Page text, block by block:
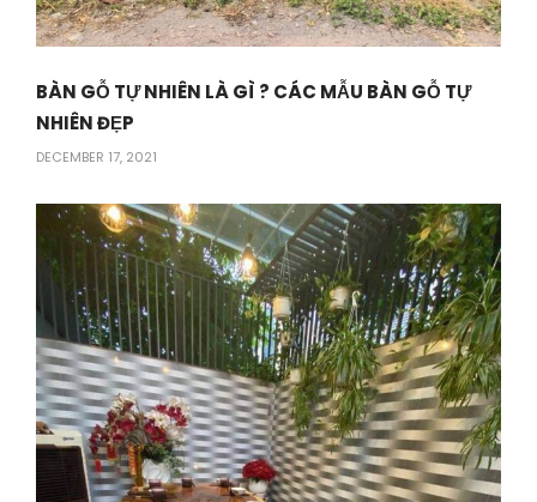
BÀN GỖ TỰ NHIÊN LÀ GÌ ? CÁC MẪU BÀN GỖ TỰ
NHIÊN ĐẸP
DECEMBER 17, 2021